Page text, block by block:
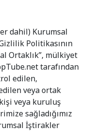
dahil) Kurumsal
Politikasının
Ortaklık”, mülkiyet
tarafından
edilen,
veya ortak
veya kuruluş
sağladığımız
İştirakler